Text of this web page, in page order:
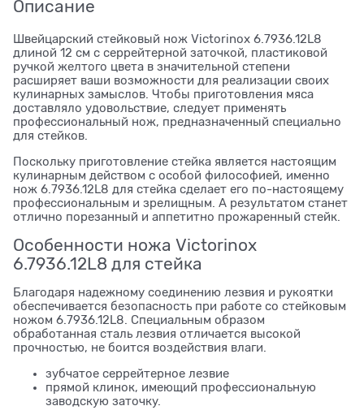
Описание
Швейцарский стейковый нож Victorinox 6.7936.12L8
длиной 12 см с серрейтерной заточкой, пластиковой
ручкой желтого цвета в значительной степени
расширяет ваши возможности для реализации своих
кулинарных замыслов. Чтобы приготовления мяса
доставляло удовольствие, следует применять
профессиональный нож, предназначенный специально
для стейков.
Поскольку приготовление стейка является настоящим
кулинарным действом с особой философией, именно
нож 6.7936.12L8 для стейка сделает его по-настоящему
профессиональным и зрелищным. А результатом станет
отлично порезанный и аппетитно прожаренный стейк.
Особенности ножа Victorinox
6.7936.12L8 для стейка
Благодаря надежному соединению лезвия и рукоятки
обеспечивается безопасность при работе со стейковым
ножом 6.7936.12L8. Специальным образом
обработанная сталь лезвия отличается высокой
прочностью, не боится воздействия влаги.
зубчатое серрейтерное лезвие
прямой клинок, имеющий профессиональную
заводскую заточку.